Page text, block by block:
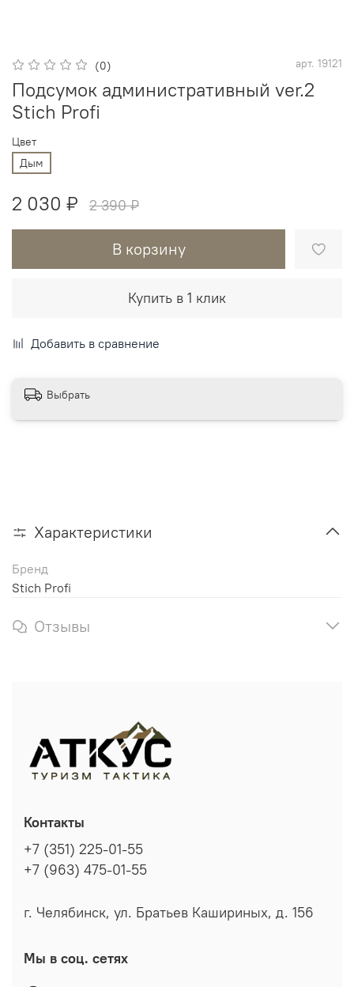
(0) арт. 19121
Подсумок административный ver.2
Stich Profi
Цвет
Дым
2 030 ₽ 2 390 ₽
В корзину
Купить в 1 клик
Добавить в сравнение
Выбрать
Характеристики
Бренд
Stich Profi
Отзывы
Контакты
+7 (351) 225-01-55
+7 (963) 475-01-55
г. Челябинск, ул. Братьев Кашириных, д. 156
Мы в соц. сетях